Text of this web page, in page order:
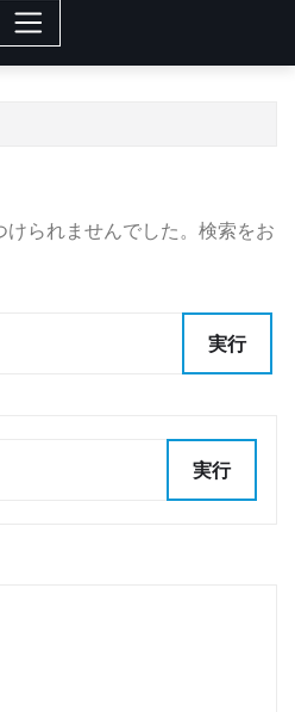
られませんでした。検索をお
実行
実行